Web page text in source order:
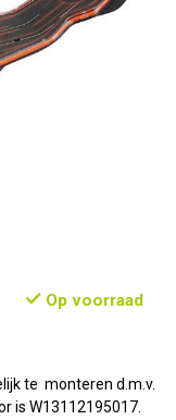
Op voorraad
te monteren d.m.v.
is W13112195017.